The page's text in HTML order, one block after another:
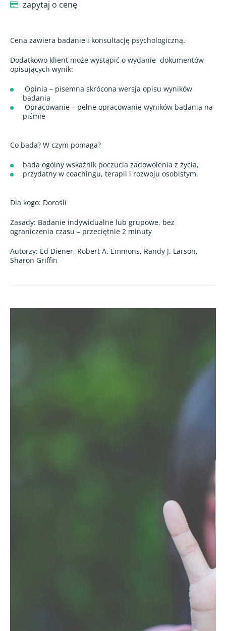
zapytaj o cenę
Cena zawiera badanie i konsultację psychologiczną.
Dodatkowo klient może wystąpić o wydanie dokumentów
opisujących wynik:
Opinia – pisemna skrócona wersja opisu wyników
badania
Opracowanie – pełne opracowanie wyników badania na
piśmie
Co bada? W czym pomaga?
bada ogólny wskaźnik poczucia zadowolenia z życia,
przydatny w coachingu, terapii i rozwoju osobistym.
Dla kogo: Dorośli
Zasady: Badanie indywidualne lub grupowe, bez
ograniczenia czasu – przeciętnie 2 minuty
Autorzy: Ed Diener, Robert A. Emmons, Randy J. Larson,
Sharon Griffin